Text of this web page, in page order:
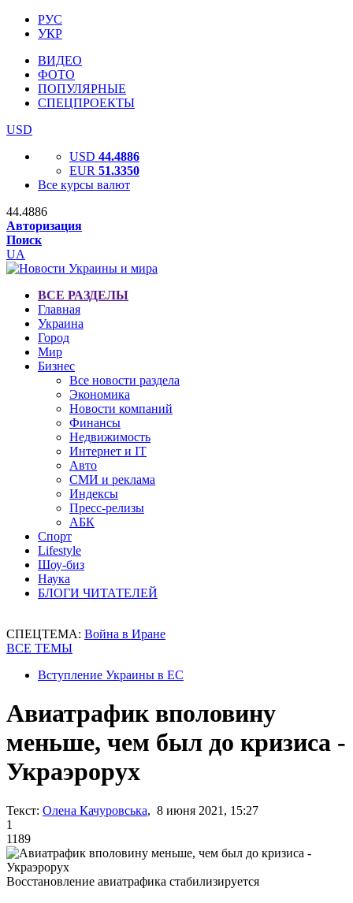
РУС
УКР
ВИДЕО
ФОТО
ПОПУЛЯРНЫЕ
СПЕЦПРОЕКТЫ
USD
USD 44.4886
EUR 51.3350
Все курсы валют
44.4886
Авторизация
Поиск
UA
ВСЕ РАЗДЕЛЫ
Главная
Украина
Город
Мир
Бизнес
Все новости раздела
Экономика
Новости компаний
Финансы
Недвижимость
Интернет и IT
Авто
СМИ и реклама
Индексы
Пресс-релизы
АБК
Спорт
Lifestyle
Шоу-биз
Наука
БЛОГИ ЧИТАТЕЛЕЙ
СПЕЦТЕМА: Война в Иране
ВСЕ ТЕМЫ
Вступление Украины в ЕС
Авиатрафик вполовину
меньше, чем был до кризиса -
Украэрорух
Текст: Олена Качуровська, 8 июня 2021, 15:27
1
1189
Восстановление авиатрафика стабилизируется